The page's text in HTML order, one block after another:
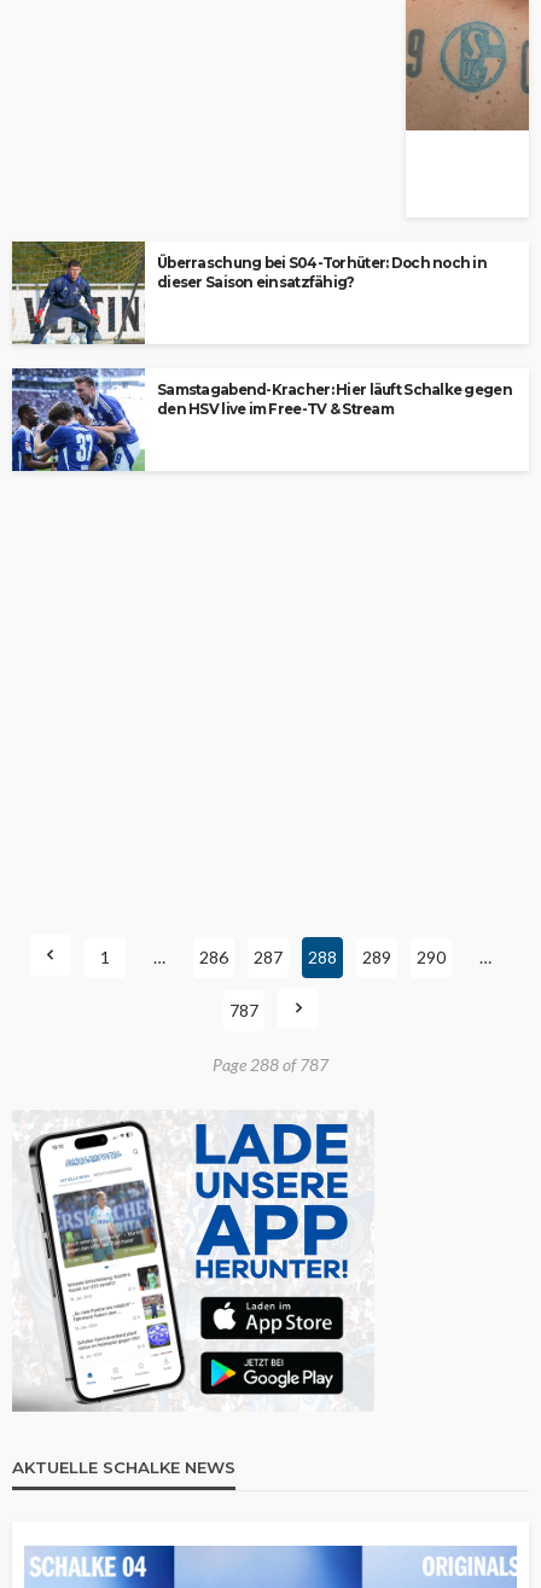
Überraschung bei S04-Torhüter: Doch noch in
dieser Saison einsatzfähig?
Samstagabend-Kracher: Hier läuft Schalke gegen
den HSV live im Free-TV & Stream
1 … 286 287 288 289 290 …
787
Page 288 of 787
AKTUELLE SCHALKE NEWS